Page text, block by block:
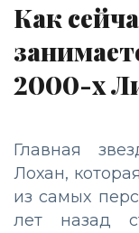
Как
2000-х
Главная
Лохан,
из самых
лет назад